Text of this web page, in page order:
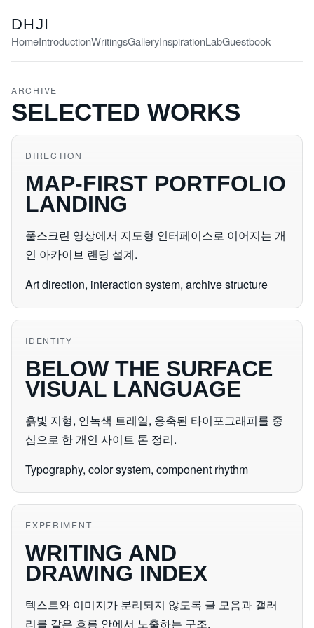
DHJI
HomeIntroductionWritingsGalleryInspirationLabGuestbook
ARCHIVE
SELECTED WORKS
DIRECTION
MAP-FIRST PORTFOLIO
LANDING
풀스크린 영상에서 지도형 인터페이스로 이어지는 개
인 아카이브 랜딩 설계.
Art direction, interaction system, archive structure
IDENTITY
BELOW THE SURFACE
VISUAL LANGUAGE
흙빛 지형, 연녹색 트레일, 응축된 타이포그래피를 중
심으로 한 개인 사이트 톤 정리.
Typography, color system, component rhythm
EXPERIMENT
WRITING AND
DRAWING INDEX
텍스트와 이미지가 분리되지 않도록 글 모음과 갤러
리를 같은 흐름 안에서 노출하는 구조.